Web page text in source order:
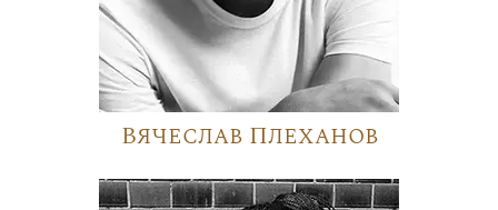
Вячеслав Плеханов